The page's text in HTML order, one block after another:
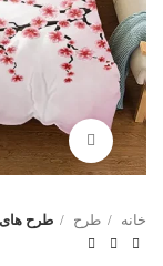
برای
خانه طرح طرح